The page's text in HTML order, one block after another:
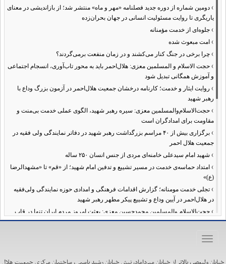
› دومین شماره از دوره جدید فصلنامه «مهر و ماه» منتشر شد؛ از بازاندیشی در معنای
یاریگری تا روایت مسئولیت انسانی در جهان بحران‌زده
› جلوه‌ای از خدمت مؤمنانه
› امت مبعوث شده
› چرا برخی در جنگ کنار می‌کشند و در زمان منفعت برمی‌گردند؟
› حجت الاسلام و المسلمین معزی: هلال‌احمر باید به محور تاب‌آوری، انسجام اجتماعی
و آموزش همگانی تبدیل شود
› روایت ایثار و خدمت؛ کارنامه درخشان جمعیت هلال‌احمر در آزمون بزرگ وداع با
رهبر شهید
› حجت‌الاسلام‌والمسلمین معزی: سیره رهبر شهید، الگوی عملی خدمت بی‌منت و
مقاومت برای امدادگران است
›
برگزاری بیش از ۴۰ مراسم بزرگداشت رهبر شهید در دفاتر نمایندگی ولی فقیه در
جمعیت هلال احمر
› شهید امام سیدعلی خامنه‌ای مردی از جنس انسان ۲۵۰ ساله
› امتداد حماسه‌ی خدمت در مسیر تشییع و تدفین امام شهید؛ از «قم» تا «مشهدالرضا
(ع)»
› تجلی خدمت مومنانه؛ گزارش اقدامات فرهنگی و امدادی حوزه نمایندگی ولی‌فقیه
در هلال‌احمر در آیین وداع و تشییع پیکر مطهر رهبر شهید
› حجت‌الاسلام والمسلمین محمدحسین معزی: بعثت امروز مردم ایران تنها در قاب
قیام عاشورا قابل تفسیر است
›آمادگی همه‌جانبه معاونت فرهنگی حوزه نمایندگی ولی‌فقیه هلال‌احمر برای
خدمت‌رسانی در مراسم تشییع پیکر مطهر رهبر شهید
Toggle